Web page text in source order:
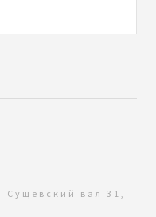
вал 31,